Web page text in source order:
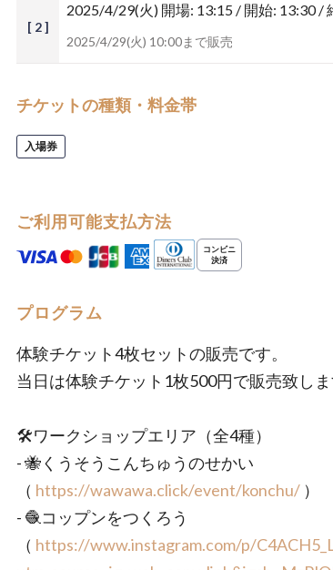
[ 2 ]
2025/4/29(火) 開場: 13:15 / 開始: 13:30 /
2025/4/29(火) 10:00まで販売
チケットの種類・料金帯
入場券
ご利用可能支払方法
プログラム
体験チケット4枚セットの販売です。
当日は体験チケット1枚500円で販売致しま
🛠ワークショップエリア（全4種）
- 🐝くうそうこんちゅうのせかい
（ https://wawawa.click/event/konchu/ ）
- 🧶コップンをつくろう
（ https://www.instagram.com/p/